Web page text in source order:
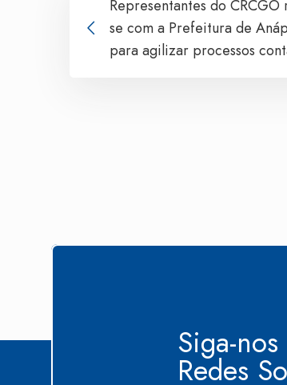
Representantes do CRCGO
se com a Prefeitura de
para agilizar processos
Siga-nos
Redes